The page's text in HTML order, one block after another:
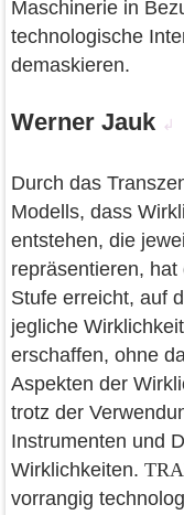
Maschinerie in
technologische
demaskieren.
Werner Jauk ↲
Durch das
Modells, dass
entstehen, die
repräsentieren,
Stufe erreicht, auf
jegliche
erschaffen, ohne
Aspekten der
trotz der
Instrumenten und
Wirklichkeiten.
vorrangig